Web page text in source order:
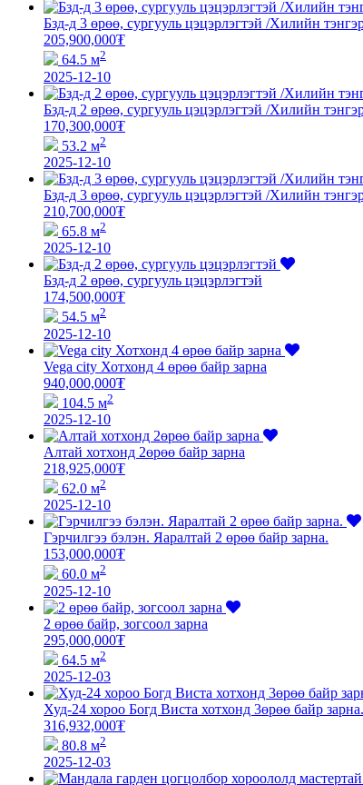
Бзд-д 3 өрөө, сургууль цэцэрлэгтэй /Хилийн
205,900,000₮
64.5 м2
2025-12-10
Бзд-д 2 өрөө, сургууль цэцэрлэгтэй /Хилийн
170,300,000₮
53.2 м2
2025-12-10
Бзд-д 3 өрөө, сургууль цэцэрлэгтэй /Хилийн
210,700,000₮
65.8 м2
2025-12-10
Бзд-д 2 өрөө, сургууль цэцэрлэгтэй
174,500,000₮
54.5 м2
2025-12-10
Vega city Хотхонд 4 өрөө байр зарна
940,000,000₮
104.5 м2
2025-12-10
Алтай хотхонд 2өрөө байр зарна
218,925,000₮
62.0 м2
2025-12-10
Гэрчилгээ бэлэн. Яаралтай 2 өрөө байр зарна.
153,000,000₮
60.0 м2
2025-12-10
2 өрөө байр, зогсоол зарна
295,000,000₮
64.5 м2
2025-12-03
Худ-24 хороо Богд Виста хотхонд 3өрөө байр зарна.
316,932,000₮
80.8 м2
2025-12-03